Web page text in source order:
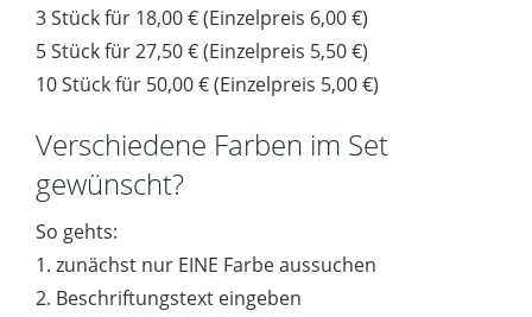
3 Stück für 18,00 € (Einzelpreis 6,00 €)
5 Stück für 27,50 € (Einzelpreis 5,50 €)
10 Stück für 50,00 € (Einzelpreis 5,00 €)
Verschiedene Farben im Set
gewünscht?
So gehts:
1. zunächst nur EINE Farbe aussuchen
2. Beschriftungstext eingeben